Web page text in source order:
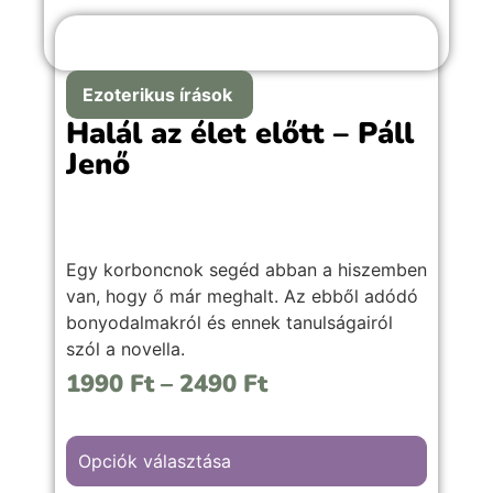
Ezoterikus írások
Halál az élet előtt – Páll
Jenő
Egy korboncnok segéd abban a hiszemben
van, hogy ő már meghalt. Az ebből adódó
bonyodalmakról és ennek tanulságairól
szól a novella.
1990 Ft – 2490 Ft
Opciók választása